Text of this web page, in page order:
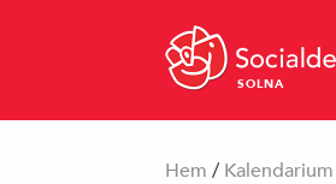
SOLNA
Hem / Kalendarium